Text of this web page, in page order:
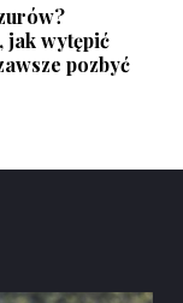
jak wytępić
pozbyć